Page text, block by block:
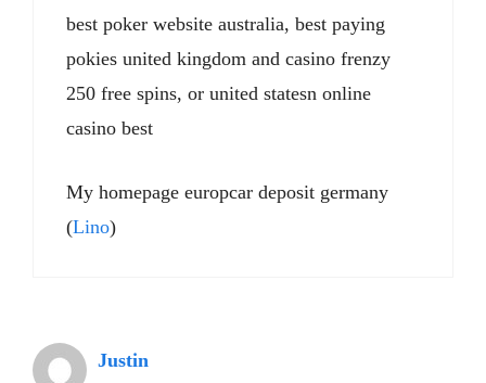
best poker website australia, best paying
pokies united kingdom and casino frenzy
250 free spins, or united statesn online
casino best
My homepage europcar deposit germany
(Lino)
Justin